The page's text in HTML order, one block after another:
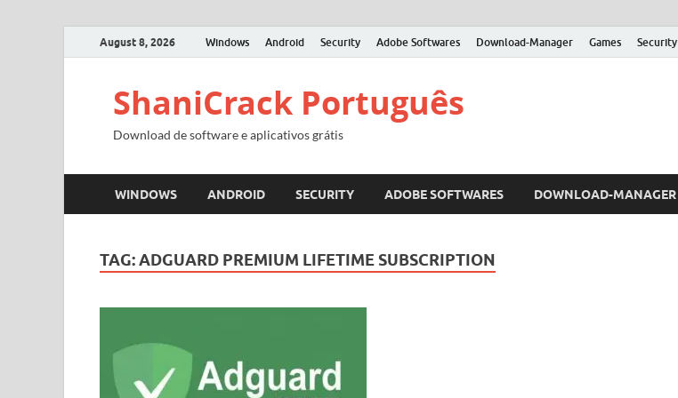
August 8, 2026 Windows Android Security Adobe Softwares Download-Manager Games Security
ShaniCrack Português
Download de software e aplicativos grátis
WINDOWS ANDROID SECURITY ADOBE SOFTWARES DOWNLOAD-MANAGER
TAG:ADGUARD PREMIUM LIFETIME SUBSCRIPTION